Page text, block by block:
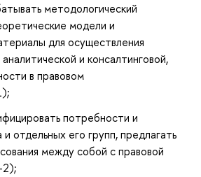
методологический
модели и
для осуществления
и консалтинговой,
в правовом
потребности и
отдельных его групп, предлагать
между собой с правовой
2);